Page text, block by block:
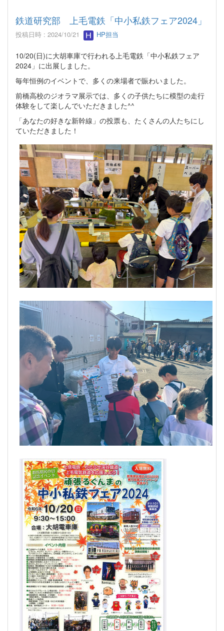
鉄道研究部 上毛電鉄「中小私鉄フェア2024」
投稿日時 : 2024/10/21 HP担当
10/20(日)に大胡車庫で行われる上毛電鉄「中小私鉄フェア
2024」に出展しました。
毎年恒例のイベントで、多くの来場者で賑わいました。
前橋高校のジオラマ展示では、多くの子供たちに模型の走行
体験をして楽しんでいただきました^^
「あなたの好きな新幹線」の投票も、たくさんの人たちにし
ていただきました！